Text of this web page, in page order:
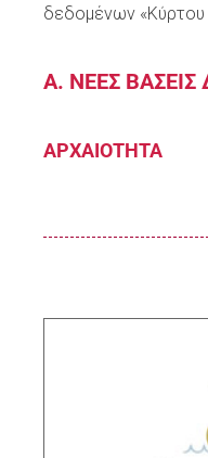
δεδομένων «Κύρτου
Α. ΝΕΕΣ
ΑΡΧΑΙΟΤΗΤΑ
Κινητικότητα
στη
Ρωμαίοι